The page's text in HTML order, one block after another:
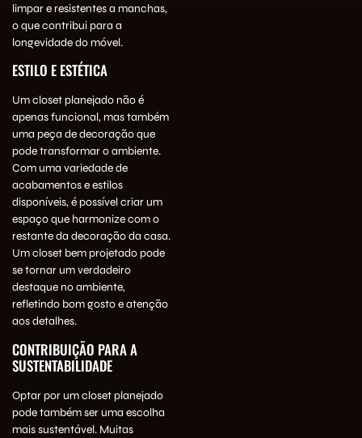
limpar e resistentes a manchas,
o que contribui para a
longevidade do móvel.
ESTILO E ESTÉTICA
Um closet planejado não é
apenas funcional, mas também
uma peça de decoração que
pode transformar o ambiente.
Com uma variedade de
acabamentos e estilos
disponíveis, é possível criar um
espaço que harmonize com o
restante da decoração da casa.
Um closet bem projetado pode
se tornar um verdadeiro
destaque no ambiente,
refletindo bom gosto e atenção
aos detalhes.
CONTRIBUIÇÃO PARA A
SUSTENTABILIDADE
Optar por um closet planejado
pode também ser uma escolha
mais sustentável. Muitas